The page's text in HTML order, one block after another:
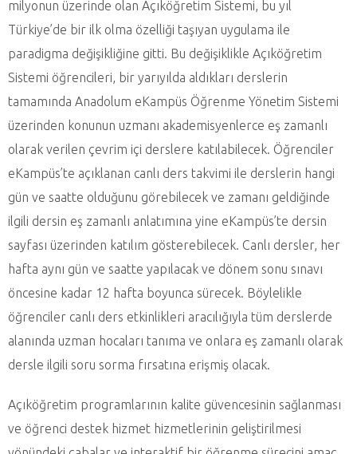
milyonun üzerinde olan Açıköğretim Sistemi, bu yıl
Türkiye’de bir ilk olma özelliği taşıyan uygulama ile
paradigma değişikliğine gitti. Bu değişiklikle Açıköğretim
Sistemi öğrencileri, bir yarıyılda aldıkları derslerin
tamamında Anadolum eKampüs Öğrenme Yönetim Sistemi
üzerinden konunun uzmanı akademisyenlerce eş zamanlı
olarak verilen çevrim içi derslere katılabilecek. Öğrenciler
eKampüs’te açıklanan canlı ders takvimi ile derslerin hangi
gün ve saatte olduğunu görebilecek ve zamanı geldiğinde
ilgili dersin eş zamanlı anlatımına yine eKampüs’te dersin
sayfası üzerinden katılım gösterebilecek. Canlı dersler, her
hafta aynı gün ve saatte yapılacak ve dönem sonu sınavı
öncesine kadar 12 hafta boyunca sürecek. Böylelikle
öğrenciler canlı ders etkinlikleri aracılığıyla tüm derslerde
alanında uzman hocaları tanıma ve onlara eş zamanlı olarak
dersle ilgili soru sorma fırsatına erişmiş olacak.
Açıköğretim programlarının kalite güvencesinin sağlanması
ve öğrenci destek hizmet hizmetlerinin geliştirilmesi